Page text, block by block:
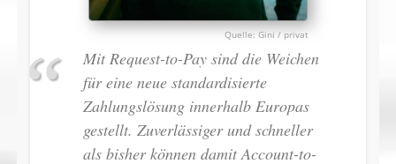
Gini / privat
Mit Request-to-Pay sind die Weichen
für eine neue standardisierte
Zahlungslösung innerhalb Europas
gestellt. Zuverlässiger und schneller
als bisher können damit Account-to-